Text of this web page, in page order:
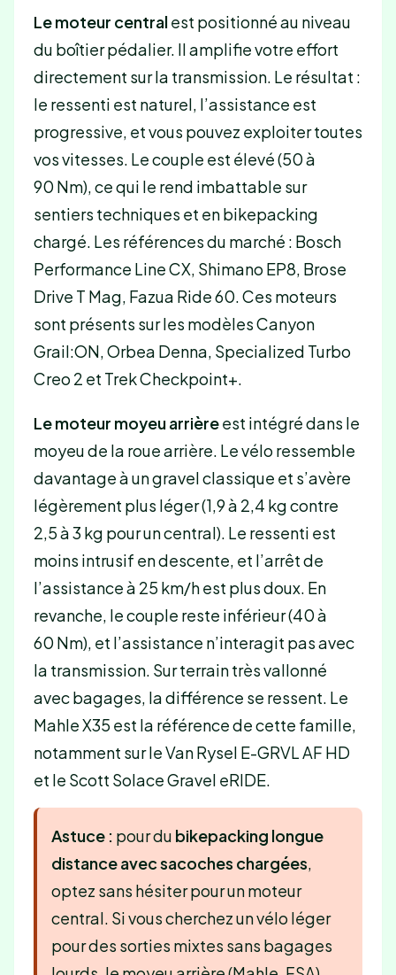
Le moteur centralest positionné au niveau
du boîtier pédalier. Il amplifie votre effort
directement sur la transmission. Le résultat :
le ressenti est naturel, l’assistance est
progressive, et vous pouvez exploiter toutes
vos vitesses. Le couple est élevé (50 à
90 Nm), ce qui le rend imbattable sur
sentiers techniques et en bikepacking
chargé. Les références du marché : Bosch
Performance Line CX, Shimano EP8, Brose
Drive T Mag, Fazua Ride 60. Ces moteurs
sont présents sur les modèles Canyon
Grail:ON, Orbea Denna, Specialized Turbo
Creo 2 et Trek Checkpoint+.
Le moteur moyeu arrièreest intégré dans le
moyeu de la roue arrière. Le vélo ressemble
davantage à un gravel classique et s’avère
légèrement plus léger (1,9 à 2,4 kg contre
2,5 à 3 kg pour un central). Le ressenti est
moins intrusif en descente, et l’arrêt de
l’assistance à 25 km/h est plus doux. En
revanche, le couple reste inférieur (40 à
60 Nm), et l’assistance n’interagit pas avec
la transmission. Sur terrain très vallonné
avec bagages, la différence se ressent. Le
Mahle X35 est la référence de cette famille,
notamment sur le Van Rysel E-GRVL AF HD
et le Scott Solace Gravel eRIDE.
Astuce : pour du bikepacking longue
distance avec sacoches chargées,
optez sans hésiter pour un moteur
central. Si vous cherchez un vélo léger
pour des sorties mixtes sans bagages